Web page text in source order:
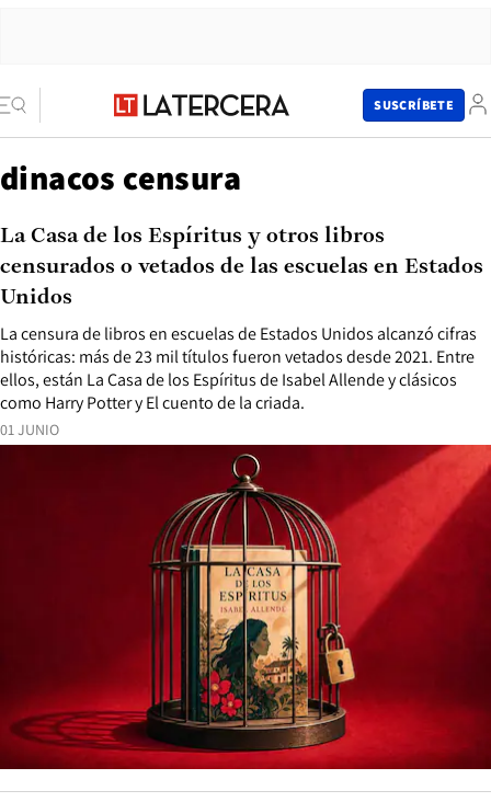
SUSCRÍBETE
dinacos censura
01 JUNIO
La censura de libros en escuelas de Estados Unidos alcanzó cifras
históricas: más de 23 mil títulos fueron vetados desde 2021. Entre
ellos, están La Casa de los Espíritus de Isabel Allende y clásicos
como Harry Potter y El cuento de la criada.
La Casa de los Espíritus y otros libros
censurados o vetados de las escuelas en Estados
Unidos